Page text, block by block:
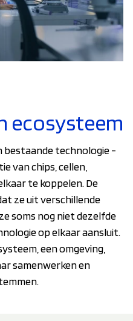
ecosysteem
bestaande technologie -
van chips, cellen,
te koppelen. De
ze uit verschillende
soms nog niet dezelfde
op elkaar aansluit.
een omgeving,
samenwerken en